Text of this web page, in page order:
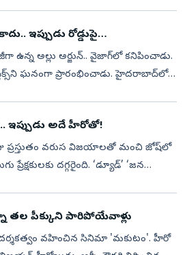
ఇప్పుడు రోడ్డుపై
ఉన్న అల్లు అర్జున్.. వైజాగ్‍‌లో కనిపించాడు.
ఘనంగా ప్రారంభించాడు. హైదరాబాద్‌లో
ఇప్పుడు అదే హీరోతో!
వరుస విజయాలతో మంచి జోష్‌లో
దగ్గరైంది. ‘డ్యూడ్‌’ ‘జన
తల పీక్కుని పారిపోయేవాళ్లు
వహించిన సినిమా 'మకుటం'. హీరో